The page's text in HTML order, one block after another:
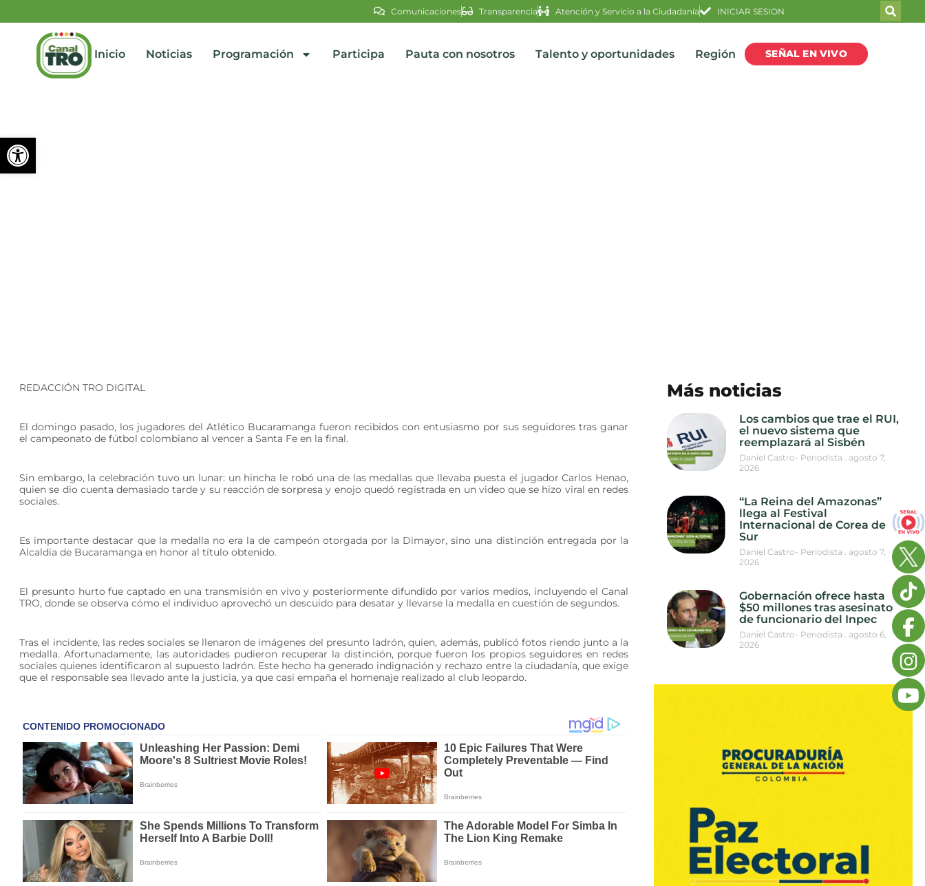
Abrir barra de herramientas
Comunicaciones Transparencia Atención y Servicio a la Ciudadanía INICIAR SESION
Inicio Noticias Programación Participa Pauta con nosotros Talento y oportunidades Región SEÑAL EN VIVO
REDACCIÓN TRO DIGITAL
El domingo pasado, los jugadores del Atlético Bucaramanga fueron recibidos con entusiasmo por sus seguidores tras ganar
el campeonato de fútbol colombiano al vencer a Santa Fe en la final.
Sin embargo, la celebración tuvo un lunar: un hincha le robó una de las medallas que llevaba puesta el jugador Carlos Henao,
quien se dio cuenta demasiado tarde y su reacción de sorpresa y enojo quedó registrada en un video que se hizo viral en redes
sociales.
Es importante destacar que la medalla no era la de campeón otorgada por la Dimayor, sino una distinción entregada por la
Alcaldía de Bucaramanga en honor al título obtenido.
El presunto hurto fue captado en una transmisión en vivo y posteriormente difundido por varios medios, incluyendo el Canal
TRO, donde se observa cómo el individuo aprovechó un descuido para desatar y llevarse la medalla en cuestión de segundos.
Tras el incidente, las redes sociales se llenaron de imágenes del presunto ladrón, quien, además, publicó fotos riendo junto a la
medalla. Afortunadamente, las autoridades pudieron recuperar la distinción, porque fueron los propios seguidores en redes
sociales quienes identificaron al supuesto ladrón. Este hecho ha generado indignación y rechazo entre la ciudadanía, que exige
que el responsable sea llevado ante la justicia, ya que casi empaña el homenaje realizado al club leopardo.
Más noticias
Los cambios que trae el RUI,
el nuevo sistema que
reemplazará al Sisbén
Daniel Castro- Periodista
agosto 7,
2026
“La Reina del Amazonas”
llega al Festival
Internacional de Corea de
Sur
Daniel Castro- Periodista
agosto 7,
2026
Gobernación ofrece hasta
$50 millones tras asesinato
de funcionario del Inpec
Daniel Castro- Periodista
agosto 6,
2026